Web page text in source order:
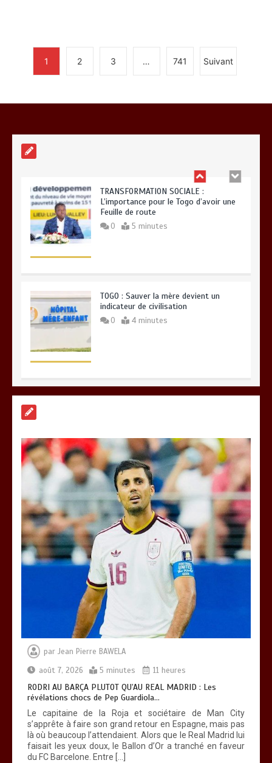
1 2 3 … 741 Suivant
TRANSFORMATION SOCIALE :
L’importance pour le Togo d’avoir une
Feuille de route
0 5 minutes
TOGO : Sauver la mère devient un
indicateur de civilisation
0 4 minutes
0 4 minutes
RODRI AU BARÇA PLUTOT QU’AU REAL
MADRID : Les révélations chocs de
Pep Guardiola…
5 minutes
TRANSFORMATION SOCIALE :
L’importance pour le Togo d’avoir une
Feuille de route
par Jean Pierre BAWELA
août 7, 2026
5 minutes 11 heures
RODRI AU BARÇA PLUTOT QU’AU REAL MADRID : Les
révélations chocs de Pep Guardiola…
Le capitaine de la Roja et sociétaire de Man City
s’apprête à faire son grand retour en Espagne, mais pas
là où beaucoup l’attendaient. Alors que le Real Madrid lui
faisait les yeux doux, le Ballon d’Or a tranché en faveur
du FC Barcelone. Entre […]